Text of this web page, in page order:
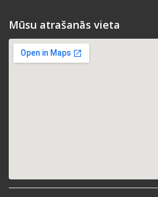
Mūsu atrašanās vieta